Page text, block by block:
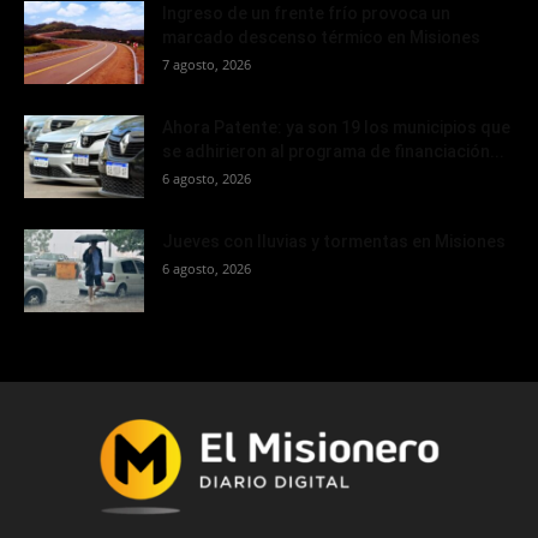
7 agosto, 2026
6 agosto, 2026
6 agosto, 2026